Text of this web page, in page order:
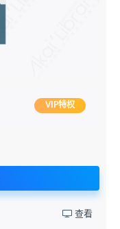
VIP特权
查看